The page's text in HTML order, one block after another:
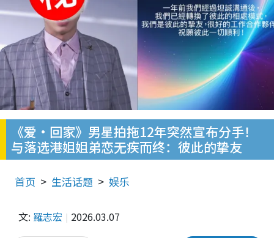
《爱·回家》男星拍拖12年突然宣布分手！
与落选港姐姐弟恋无疾而终：彼此的挚友
首页 生活话题 娱乐
文: 羅志宏 2026.03.07